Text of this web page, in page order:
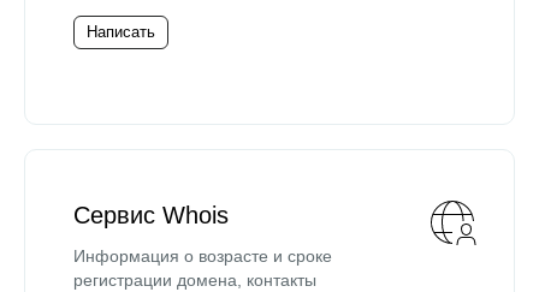
Написать
Сервис Whois
Информация о возрасте и сроке
регистрации домена, контакты